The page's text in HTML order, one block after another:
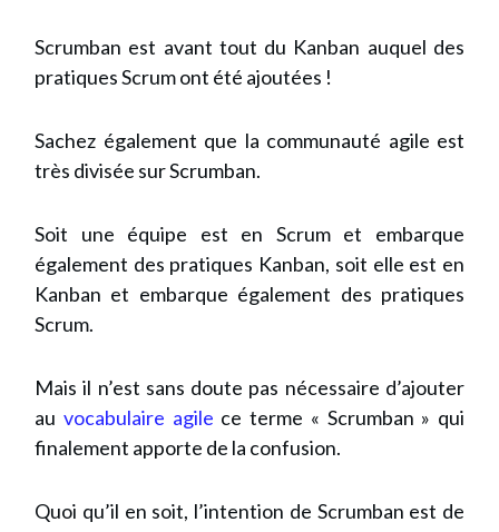
Scrumban est avant tout du Kanban auquel des
pratiques Scrum ont été ajoutées !
Sachez également que la communauté agile est
très divisée sur Scrumban.
Soit une équipe est en Scrum et embarque
également des pratiques Kanban, soit elle est en
Kanban et embarque également des pratiques
Scrum.
Mais il n’est sans doute pas nécessaire d’ajouter
au vocabulaire agile ce terme « Scrumban » qui
finalement apporte de la confusion.
Quoi qu’il en soit, l’intention de Scrumban est de